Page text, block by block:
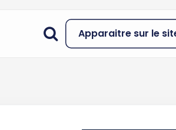
Apparaitre sur le